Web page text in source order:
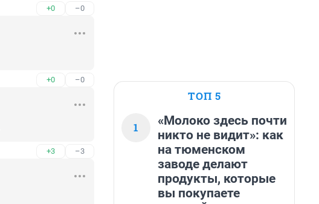
+0 –0
+0 –0
+3 –3
ТОП 5
1
«Молоко здесь почти
никто не видит»: как
на тюменском
заводе делают
продукты, которые
вы покупаете